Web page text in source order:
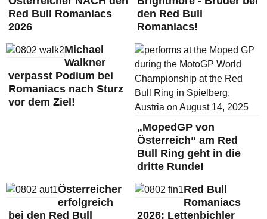
Red Bull Romaniacs
2026
den Red Bull
Romaniacs!
Michael
Walkner
verpasst Podium bei
Romaniacs nach Sturz
vor dem Ziel!
„MopedGP von
Österreich“ am Red
Bull Ring geht in die
dritte Runde!
Österreicher
erfolgreich
bei den Red Bull
Red Bull
Romaniacs
2026: Lettenbichler